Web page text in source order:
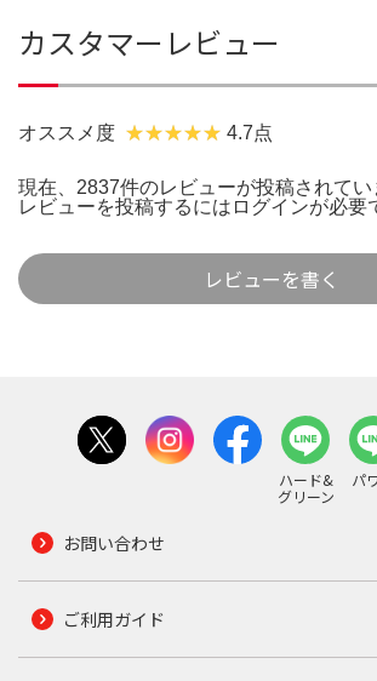
カスタマーレビュー
オススメ度 4.7点
現在、2837件のレビューが投稿されてい
レビューを投稿するには ログインが必要
レビューを書く
ハード&
グリーン
パ
お問い合わせ
ご利用ガイド